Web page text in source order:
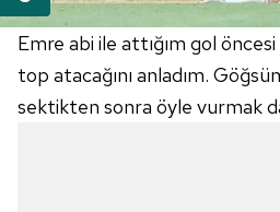
Emre abi ile attığım gol
top atacağını anladım.
sektikten sonra öyle vurmak